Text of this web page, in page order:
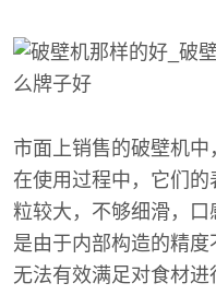
市面上销售的破壁机中
在使用过程中，它们
粒较大，不够细滑，
是由于内部构造的精
无法有效满足对食材